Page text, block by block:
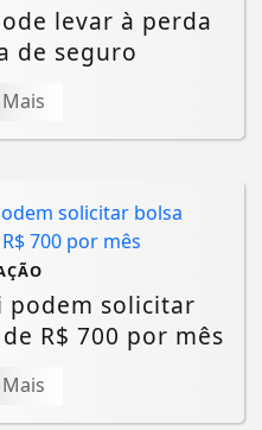
levar à perda
de seguro
podem solicitar
R$ 700 por mês